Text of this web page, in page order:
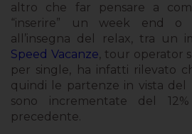
altro che far pensare a
“inserire” un week end o
all’insegna del relax, tra un
Speed Vacanze, tour operator
per single, ha infatti rilevato
quindi le partenze in vista del
sono incrementate del
precedente.